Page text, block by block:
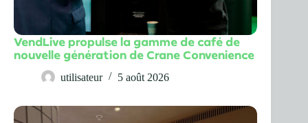
VendLive propulse la gamme de café de
nouvelle génération de Crane Convenience
utilisateur 5 août 2026